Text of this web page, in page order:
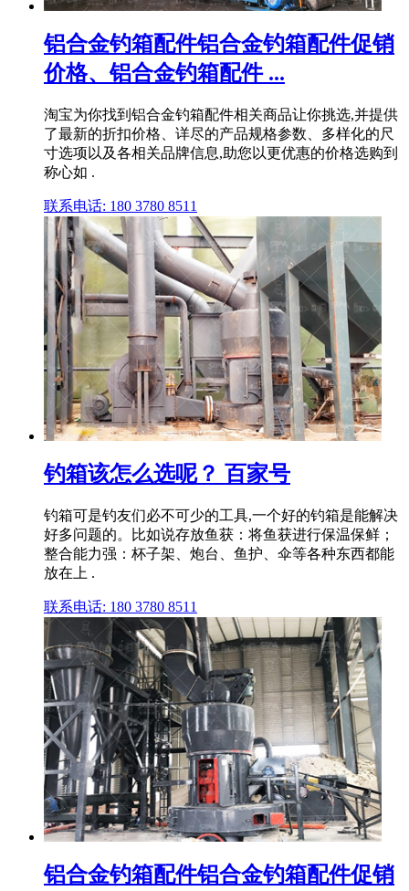
铝合金钓箱配件铝合金钓箱配件促销
价格、铝合金钓箱配件 ...
淘宝为你找到铝合金钓箱配件相关商品让你挑选,并提供
了最新的折扣价格、详尽的产品规格参数、多样化的尺
寸选项以及各相关品牌信息,助您以更优惠的价格选购到
称心如 .
联系电话: 180 3780 8511
钓箱该怎么选呢？ 百家号
钓箱可是钓友们必不可少的工具,一个好的钓箱是能解决
好多问题的。比如说存放鱼获：将鱼获进行保温保鲜；
整合能力强：杯子架、炮台、鱼护、伞等各种东西都能
放在上 .
联系电话: 180 3780 8511
铝合金钓箱配件铝合金钓箱配件促销